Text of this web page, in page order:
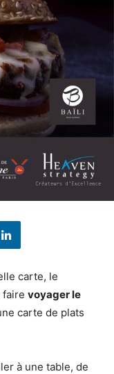
carte, le
faire voyager le
carte de plats
à une table, de